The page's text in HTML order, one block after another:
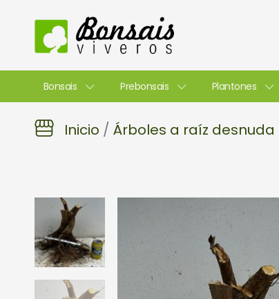
contenido
Bonsais Prebonsais Plantones
Inicio / Árboles a raíz desnuda